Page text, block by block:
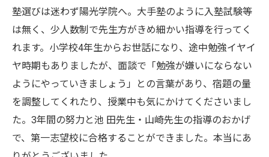
塾選びは迷わず陽光学院へ。大手塾のように入塾試験等
は無く、少人数制で先生方がきめ細かい指導を行ってく
れます。小学校4年生からお世話になり、途中勉強イヤイ
ヤ時期もありましたが、面談で「勉強が嫌いにならない
ようにやっていきましょう」との言葉があり、宿題の量
を調整してくれたり、授業中も気にかけてくださいまし
た。3年間の努力と池 田先生・山崎先生の指導のおかげ
で、第一志望校に合格することができました。本当にあ